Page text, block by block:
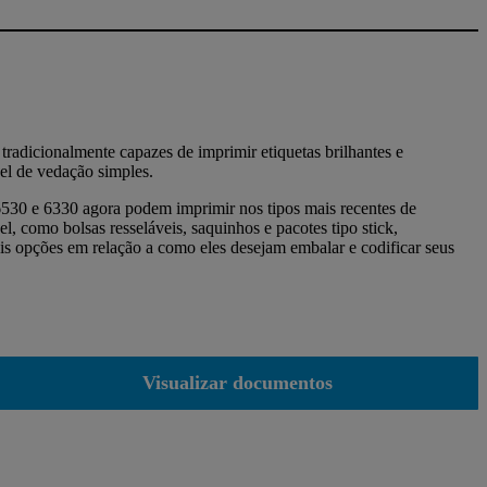
capazes de imprimir etiquetas brilhantes e
de vedação simples.
e 6330 agora podem imprimir nos tipos mais recentes de
como bolsas resseláveis, saquinhos e pacotes tipo stick,
opções em relação a como eles desejam embalar e codificar seus
Visualizar documentos